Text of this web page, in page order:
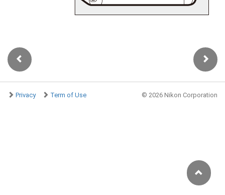
Privacy Term of Use © 2026 Nikon Corporation